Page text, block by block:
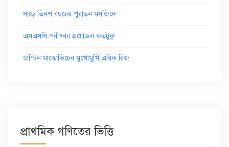
সাড়ে তিনশ বছরের পুরাতন মসজিদে
এসএসসি পরীক্ষার প্রয়োজন কতটুকু
ডাস্টিন মাস্কোভিচের মুখোমুখি এরিক রিজ
প্রাথমিক গণিতের ভিত্তি